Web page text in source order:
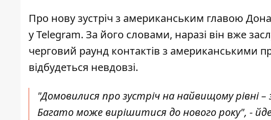
Про нову зустріч з американським главою
уTelegram. За його словами, наразі він вже
черговий раунд контактів з американськими
відбудеться невдовзі.
"Домовилися про зустріч на найвищому
Багато може вирішитися до нового року", -